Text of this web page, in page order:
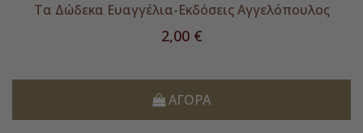
Τα Δώδεκα Ευαγγέλια-Εκδόσεις Αγγελόπουλος
Τιμή
2,00 €
ΑΓΟΡΆ